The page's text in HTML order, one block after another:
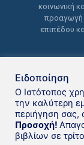
κοινωνική
προαγωγή
επιπέδου
Ειδοποίηση
Ο Ιστότοπος
την καλύτερη
περιήγηση σας,
Προσοχή!
βιβλίων σε